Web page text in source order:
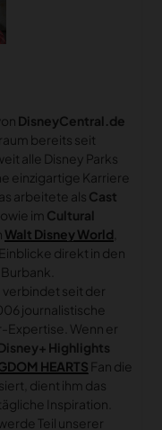
DisneyCentral.de
bereits seit
alle Disney Parks
einzigartige Karriere
arbeitete als Cast
im Cultural
Walt Disney World
direkt in den
verbindet seit der
journalistische
Wenn er
Highlights
HEARTS Fan die
dient ihm das
Inspiration.
Teil unserer